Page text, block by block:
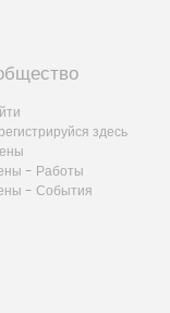
здесь
- Работы
- События